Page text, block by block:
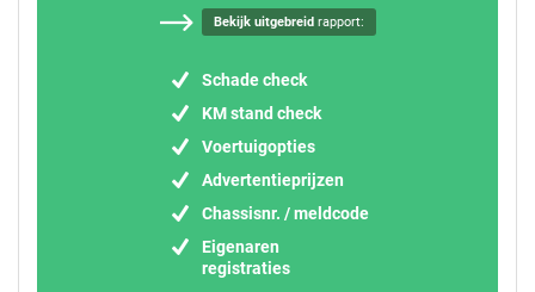
Bekijk uitgebreidrapport:
Schade check
KM stand check
Voertuigopties
Advertentieprijzen
Chassisnr. / meldcode
Eigenaren
registraties